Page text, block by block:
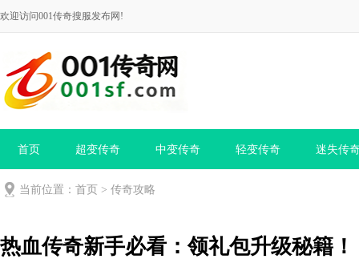
欢迎访问001传奇搜服发布网!
首页 超变传奇 中变传奇 轻变传奇 迷失传
当前位置： 首页 > 传奇攻略
热血传奇新手必看：领礼包升级秘籍！